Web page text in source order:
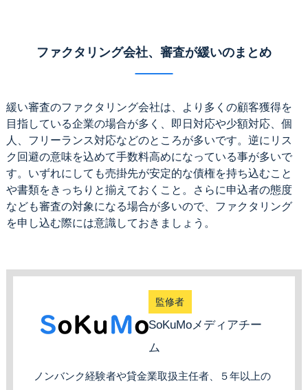
ファクタリング会社、審査が緩いのまとめ
緩い審査のファクタリング会社は、より多くの顧客獲得を
目指している企業の場合が多く、即日対応や少額対応、個
人、フリーランス対応などのところが多いです。逆にリス
ク回避の意味を込めて手数料高めになっている事が多いで
す。いずれにしても売掛先が安定的な債権を持ち込むこと
や書類をきっちりと揃えておくこと。さらに申込者の態度
なども審査の対象になる場合が多いので、ファクタリング
を申し込む際には意識しておきましょう。
監修者
SoKuMoメディアチー
ム
ノンバンク経験者や貸金業取扱主任者、５年以上の